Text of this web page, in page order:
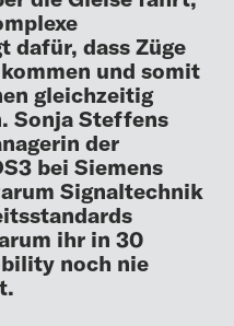
dafür, dass Züge
und somit
gleichzeitig
Sonja Steffens
der
bei Siemens
Signaltechnik
ihr in 30
noch nie